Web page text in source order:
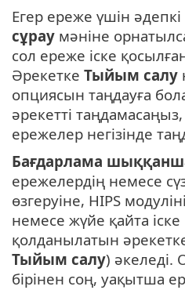
Егер ереже үшін
сұрау мәніне
сол ереже іске
Әрекетке Тыйым салу
опциясын таңдауға
әрекетті
ережелер негізінде
Бағдарлама
ережелердің немесе
өзгеруіне, HIPS
немесе жүйе қайта
қолданылатын
Тыйым салу) әкеледі.
бірінен соң, уақытша